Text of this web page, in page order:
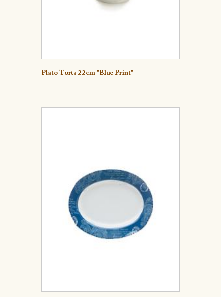
Detalle
Plato Torta 22cm "Blue Print"